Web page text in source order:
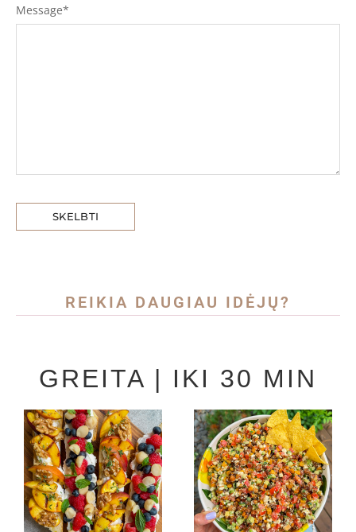
Message*
REIKIA DAUGIAU IDĖJŲ?
GREITA | IKI 30 MIN